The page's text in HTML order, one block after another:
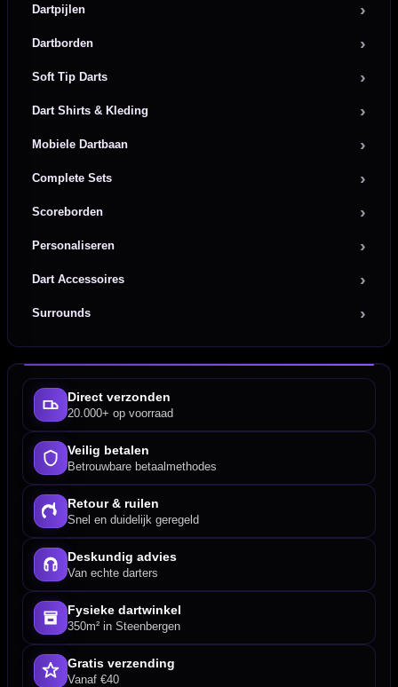
Dartpijlen
Dartborden
Soft Tip Darts
Dart Shirts & Kleding
Mobiele Dartbaan
Complete Sets
Scoreborden
Personaliseren
Dart Accessoires
Surrounds
Direct verzonden
20.000+ op voorraad
Veilig betalen
Betrouwbare betaalmethodes
Retour & ruilen
Snel en duidelijk geregeld
Deskundig advies
Van echte darters
Fysieke dartwinkel
350m² in Steenbergen
Gratis verzending
Vanaf €40